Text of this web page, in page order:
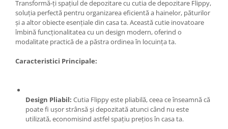
Perii si aparate scame
Stergatoare geam
Umerase pentru haine si suporturi
Uscatoare si standere haine
Bucatarie si electrocasnice
Espressoare si cafetiere
Masini de piper si nuci
Accesorii si consumabile masini de
tocat carne
Statii si pistoale de lipit
Statii si pistoale de lipit
Accesorii, consumabile, piese
Accesorii
Discuri taiere
Strung
Scule de mana
Transformă-ți spațiul de depozitare cu cutia de depozitare Flippy,
soluția perfectă pentru organizarea eficientă a hainelor, păturilor
și a altor obiecte esențiale din casa ta. Această cutie inovatoare
îmbină funcționalitatea cu un design modern, oferind o
modalitate practică de a păstra ordinea în locuința ta.
Caracteristici Principale:
Design Pliabil: Cutia Flippy este pliabilă, ceea ce înseamnă că
poate fi ușor strânsă și depozitată atunci când nu este
utilizată, economisind astfel spațiu prețios în casa ta.